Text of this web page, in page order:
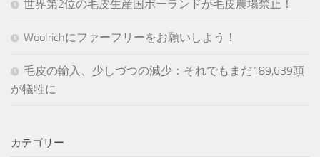
世界第2位の毛皮生産国ポーランドが毛皮農場禁止！
Woolrichにファーフリーをお願いしよう！
毛皮の輸入、少しづつの減少：それでもまだ189,639頭
が犠牲に
カテゴリー